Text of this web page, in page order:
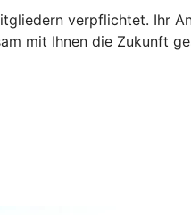
verpflichtet. Ihr
mit Ihnen die Zukunft